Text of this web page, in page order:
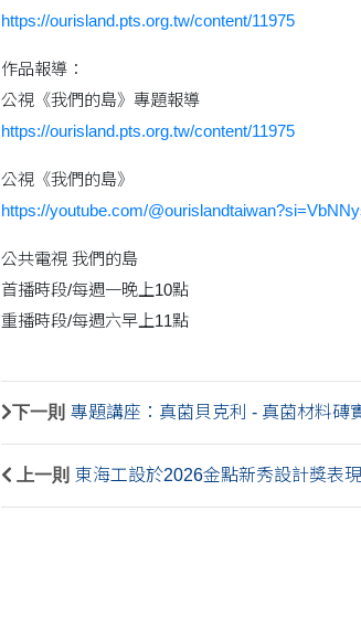
https://ourisland.pts.org.tw/content/11975
作品報導：
公視《我們的島》專題報導
https://ourisland.pts.org.tw/content/11975
公視《我們的島》
https://youtube.com/
公共電視 我們的島
首播時段/每週一晚上10點
重播時段/每週六早上11點
下一則 專題講座：真菌貝克利 - 真菌材料磚
上一則 東海工設於2026金點新秀設計獎表